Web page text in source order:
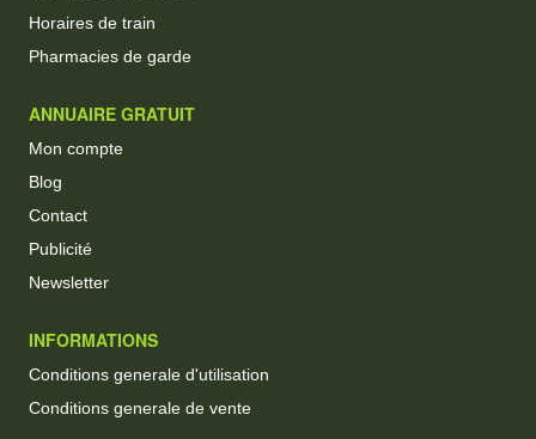
Horaires de train
Pharmacies de garde
ANNUAIRE GRATUIT
Mon compte
Blog
Contact
Publicité
Newsletter
INFORMATIONS
Conditions generale d'utilisation
Conditions generale de vente